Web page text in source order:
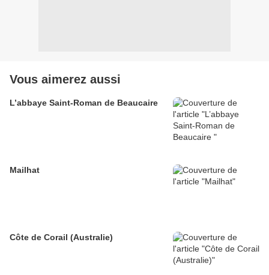
Vous aimerez aussi
L’abbaye Saint-Roman de Beaucaire
Mailhat
Côte de Corail (Australie)